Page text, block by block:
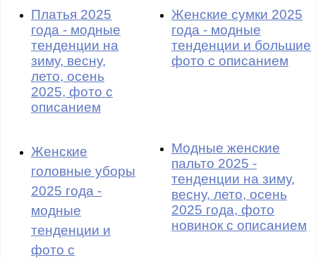
Платья 2025
года - модные
тенденции на
зиму, весну,
лето, осень
2025, фото с
описанием
Женские сумки 2025
года - модные
тенденции и большие
фото с описанием
Женские
головные уборы
2025 года -
модные
тенденции и
фото с
Модные женские
пальто 2025 -
тенденции на зиму,
весну, лето, осень
2025 года, фото
новинок с описанием